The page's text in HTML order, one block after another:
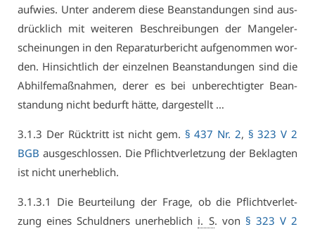
auf­wies. Un­ter an­de­rem die­se Be­an­stan­dun­gen sind aus­
drück­lich mit wei­te­ren Be­schrei­bun­gen der Man­gel­er­
schei­nun­gen in den Re­pa­ra­tur­be­richt auf­ge­nom­men wor­
den. Hin­sicht­lich der ein­zel­nen Be­an­stan­dun­gen sind die
Ab­hil­fe­maß­nah­men, de­rer es bei un­be­rech­tig­ter Be­an­
stan­dung nicht be­durft hät­te, dar­ge­stellt …
3.1.3 Der Rück­tritt ist nicht gem. § 437 Nr. 2, § 323 V 2
BGB aus­ge­schlos­sen. Die Pflicht­ver­let­zung der Be­klag­ten
ist nicht un­er­heb­lich.
3.​1.​3.​1 Die Be­ur­tei­lung der Fra­ge, ob die Pflicht­ver­let­
zung ei­nes Schuld­ners un­er­heb­lich i. S. von § 323 V 2